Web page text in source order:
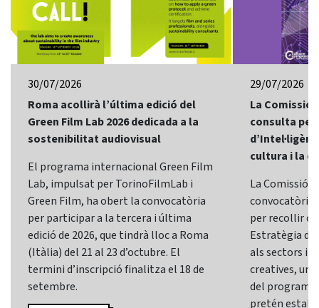
30/07/2026
Roma acollirà l’última edició del
Green Film Lab 2026 dedicada a la
sostenibilitat audiovisual
El programa internacional Green Film
Lab, impulsat per TorinoFilmLab i
Green Film, ha obert la convocatòria
per participar a la tercera i última
edició de 2026, que tindrà lloc a Roma
(Itàlia) del 21 al 23 d’octubre. El
termini d’inscripció finalitza el 18 de
setembre.
29/07/2026
La Comissió
consulta
cultura i la
La Comissió
convocatòria
per recollir
Estratègia
als sectors i
creatives,
del programa
pretén